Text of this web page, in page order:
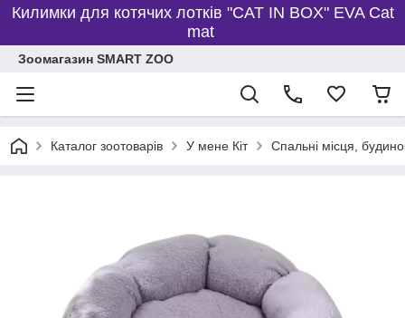
Килимки для котячих лотків "CAT IN BOX" EVA Cat
mat
Зоомагазин SMART ZOO
Каталог зоотоварів У мене Кіт Спальні місця,